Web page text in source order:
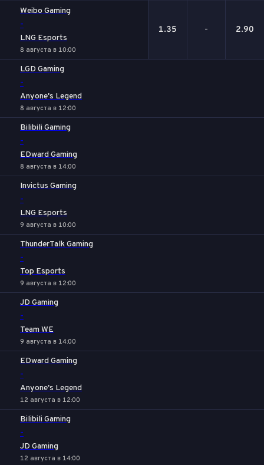
Weibo Gaming
-
LNG Esports
8 августа в 10:00
1.35 - 2.90
LGD Gaming
-
Anyone's Legend
8 августа в 12:00
Bilibili Gaming
-
EDward Gaming
8 августа в 14:00
Invictus Gaming
-
LNG Esports
9 августа в 10:00
ThunderTalk Gaming
-
Top Esports
9 августа в 12:00
JD Gaming
-
Team WE
9 августа в 14:00
EDward Gaming
-
Anyone's Legend
12 августа в 12:00
Bilibili Gaming
-
JD Gaming
12 августа в 14:00